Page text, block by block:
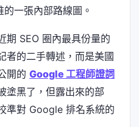
一張內部路線圖。
期 SEO 圈內最具份量的
者的二手轉述，而是美國
開的 Google 工程師證詞
塗黑了，但露出來的部
準對 Google 排名系統的